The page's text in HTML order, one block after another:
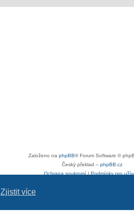
Zjistit více
Založeno na phpBB® Forum Software ©
Český překlad – phpBB.cz
Ochrana soukromí| Podmínky pro